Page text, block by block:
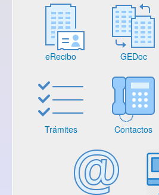
eRecibo GEDoc
Trámites Contactos